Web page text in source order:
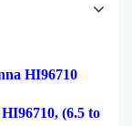
HI96710
(6.5 to